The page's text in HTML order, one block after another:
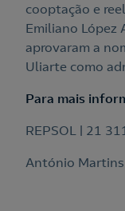
cooptação e
Emiliano López
aprovaram a
Uliarte como
Para mais
REPSOL | 21
António